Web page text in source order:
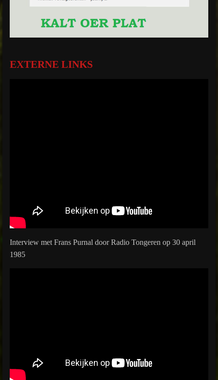
EXTERNE LINKS
Interview met Frans Purnal door Radio Tongeren op 30 april
1985